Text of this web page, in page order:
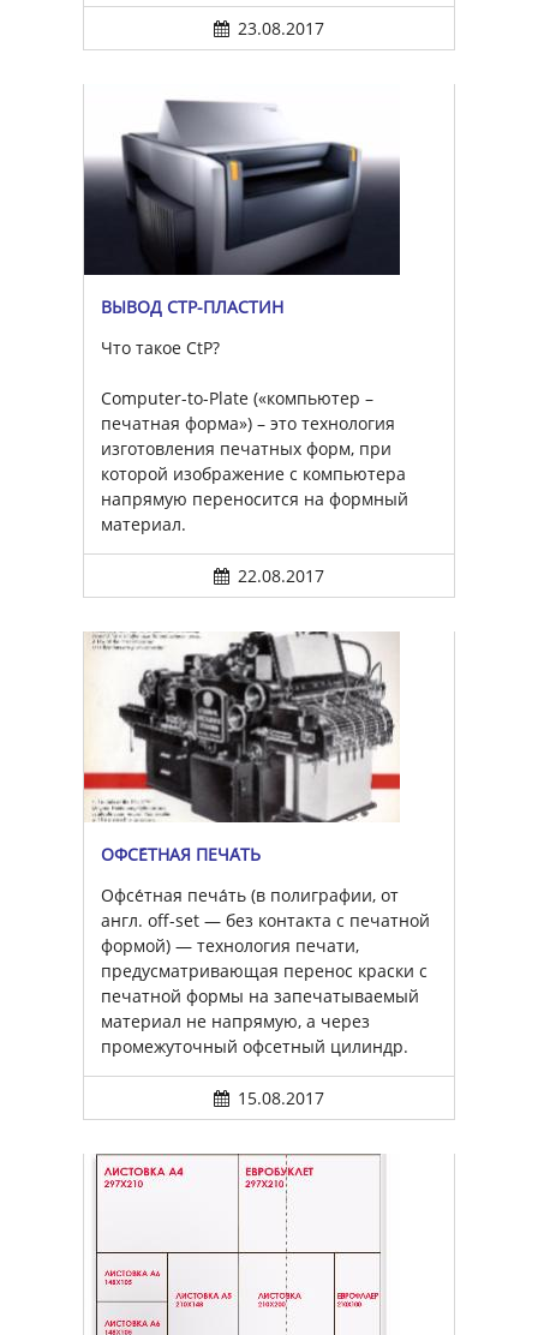
23.08.2017
ВЫВОД CTP-ПЛАСТИН
Что такое CtP?
Computer-to-Plate («компьютер –
печатная форма») – это технология
изготовления печатных форм, при
которой изображение с компьютера
напрямую переносится на формный
материал.
22.08.2017
ОФСЕ́ТНАЯ ПЕЧА́ТЬ
Офсе́тная печа́ть (в полиграфии, от
англ. off-set — без контакта с печатной
формой) — технология печати,
предусматривающая перенос краски с
печатной формы на запечатываемый
материал не напрямую, а через
промежуточный офсетный цилиндр.
15.08.2017